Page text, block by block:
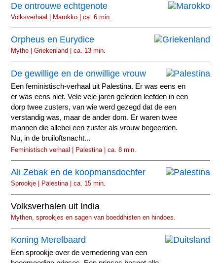
De ontrouwe echtgenote
Volksverhaal | Marokko | ca. 6 min.
Orpheus en Eurydice
Mythe | Griekenland | ca. 13 min.
De gewillige en de onwillige vrouw
Een feministisch-verhaal uit Palestina. Er was eens en
er was eens niet. Vele vele jaren geleden leefden in een
dorp twee zusters, van wie werd gezegd dat de een
verstandig was, maar de ander dom. Er waren twee
mannen die allebei een zuster als vrouw begeerden.
Nu, in de bruiloftsnacht...
Feministisch verhaal | Palestina | ca. 8 min.
Ali Zebak en de koopmansdochter
Sprookje | Palestina | ca. 15 min.
Volksverhalen uit India
Mythen, sprookjes en sagen van boeddhisten en hindoes.
Koning Merelbaard
Een sprookje over de vernedering van een